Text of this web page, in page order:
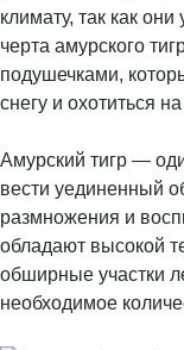
климату, так как
черта амурского
подушечками,
снегу и охотиться
Амурский тигр —
вести уединенный
размножения и
обладают высокой
обширные участки
необходимое